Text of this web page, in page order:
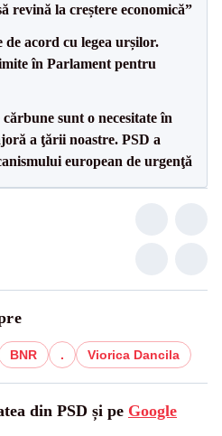
revină la creștere economică”
de acord cu legea urșilor.
în Parlament pentru
sunt o necesitate în
a ţării noastre. PSD a
european de urgenţă
BNR . Viorica Dancila
din PSD și pe Google